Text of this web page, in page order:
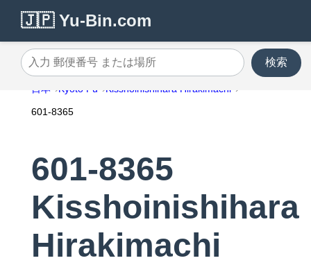
🇯🇵 Yu-Bin.com
入力 郵便番号 または場所
検索
日本 Kyoto Fu Kisshoinishihara Hirakimachi
601-8365
601-8365
Kisshoinishihara
Hirakimachi